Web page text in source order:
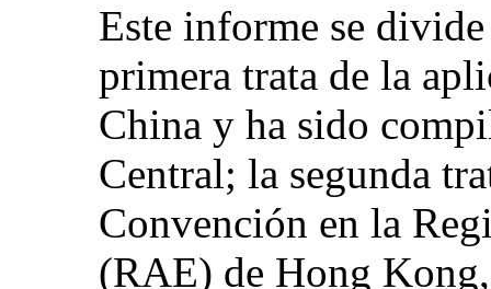
Este informe se
primera trata de la
China y ha sido
Central; la segunda
Convención en la
(RAE) de Hong